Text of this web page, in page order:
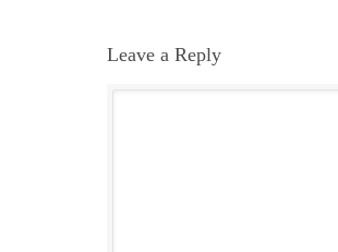
Leave a Reply